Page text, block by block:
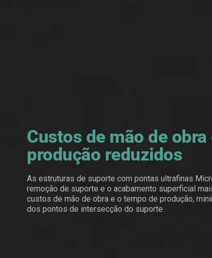
Custos de mão de obra
produção reduzidos
As estruturas de suporte com pontas ultrafinas
remoção de suporte e o acabamento superficial
custos de mão de obra e o tempo de produção,
dos pontos de intersecção do suporte.